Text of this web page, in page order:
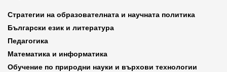
Стратегии на образователната и научната политика
Български език и литература
Педагогика
Математика и информатика
Обучение по природни науки и върхови технологии